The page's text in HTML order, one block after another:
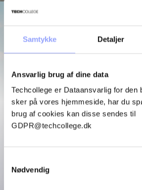
Samtykke Detaljer
Ansvarlig brug af dine data
Techcollege er Dataansvarlig for den
sker på vores hjemmeside, har du
brug af cookies kan disse sendes til
GDPR@techcollege.dk
Nødvendig
Vi gennemfører kursusforløb for større